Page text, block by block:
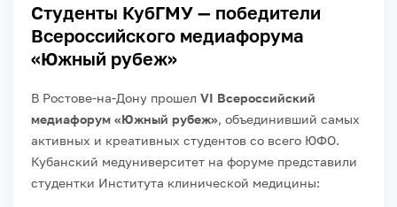
Студенты КубГМУ — победители
Всероссийского медиафорума
«Южный рубеж»
В Ростове-на-Дону прошел VI Всероссийский
медиафорум «Южный рубеж», объединивший самых
активных и креативных студентов со всего ЮФО.
Кубанский медуниверситет на форуме представили
студентки Института клинической медицины: